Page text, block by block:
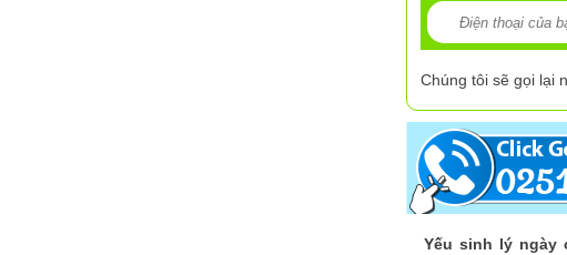
Chúng tôi sẽ gọi lại
Yếu sinh lý ngày